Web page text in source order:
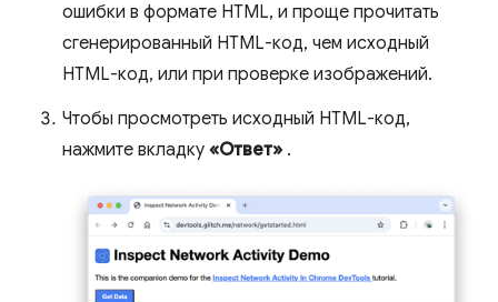
ошибки в формате HTML, и проще прочитать
сгенерированный HTML-код, чем исходный
HTML-код, или при проверке изображений.
Чтобы просмотреть исходный HTML-код,
нажмите вкладку «Ответ» .